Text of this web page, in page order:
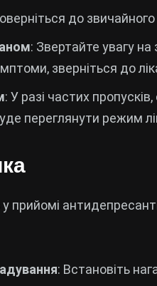
до
: Звертайте увагу
зверніться до
: У разі частих
переглянути режим
прийомі
: Встановіть